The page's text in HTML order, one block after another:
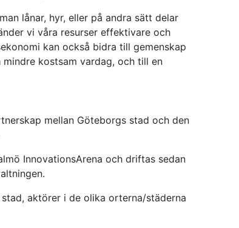
lånar, hyr, eller på andra sätt delar
vi våra resurser effektivare och
kan också bidra till gemenskap
kostsam vardag, och till en
mellan Göteborgs stad och den
InnovationsArena och driftas sedan
aktörer i de olika orterna/städerna